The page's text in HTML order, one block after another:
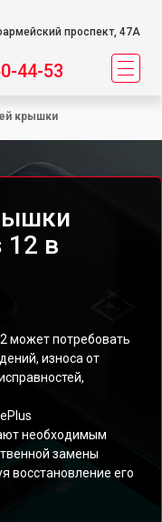
проспект, 47А
44-53
крышки
12 в
может потребовать
износа от
необходимым
замены
восстановление его